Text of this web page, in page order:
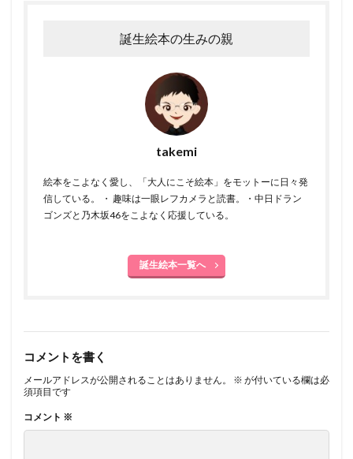
誕生絵本の生みの親
takemi
絵本をこよなく愛し、「大人にこそ絵本」をモットーに日々発
信している。 ・ 趣味は一眼レフカメラと読書。・中日ドラン
ゴンズと乃木坂46をこよなく応援している。
誕生絵本一覧へ
コメントを書く
メールアドレスが公開されることはありません。 ※ が付いている欄は必
須項目です
コメント ※